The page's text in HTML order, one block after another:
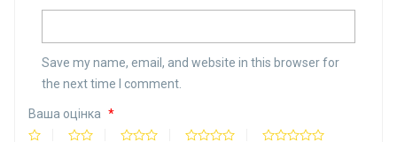
Save my name, email, and website in this browser for
the next time I comment.
Ваша оцінка *